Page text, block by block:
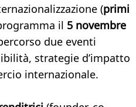
(primi
il 5 novembre
due eventi
strategie d’impatto
internazionale.